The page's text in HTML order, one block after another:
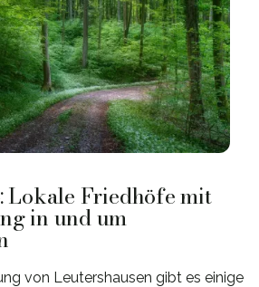
Lokale Friedhöfe mit
in und um
von Leutershausen gibt es einige